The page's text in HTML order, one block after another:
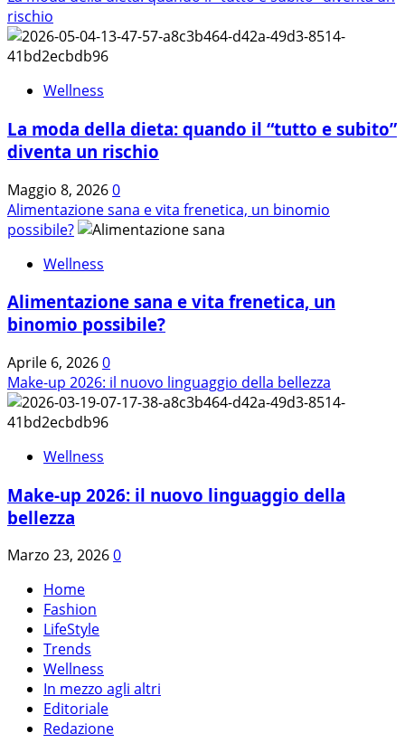
tavola.
rischio
Wellness
La moda della dieta: quando il “tutto e subito”
diventa un rischio
Maggio 8, 20260
Alimentazione sana e vita frenetica, un binomio
possibile?
Wellness
Alimentazione sana e vita frenetica, un
binomio possibile?
Aprile 6, 20260
Make-up 2026: il nuovo linguaggio della bellezza
Wellness
Make-up 2026: il nuovo linguaggio della
bellezza
Marzo 23, 20260
Home
Fashion
LifeStyle
Trends
Wellness
In mezzo agli altri
Editoriale
Redazione